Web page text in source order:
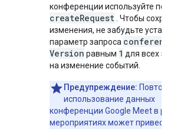
конференции используйте
createRequest . Чтобы
изменения, не забудьте
параметр запроса
Version равным 1 для всех
на изменение событий.
Предупреждение:
использование данных
конференции Google Meet в
мероприятиях может